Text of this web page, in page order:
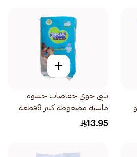
+
بيبي جوي حفاضات حشوة
ماسية مضغوطة كبير 9قطعة
13.95